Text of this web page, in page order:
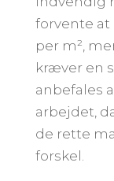
forvente at
per m²,
kræver en
anbefales
arbejdet,
de rette
forskel.